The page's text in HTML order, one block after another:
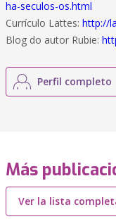
ha-seculos-os.html
Currículo Lattes: http://
Blog do autor Rubie:
Perfil completo
Más
Ver la lista